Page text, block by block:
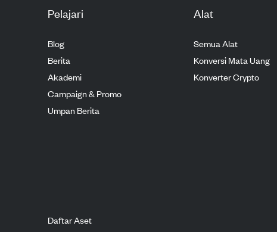
Pelajari
Blog
Berita
Akademi
Campaign & Promo
Umpan Berita
Alat
Semua Alat
Konversi Mata Uang
Konverter Crypto
Daftar Aset